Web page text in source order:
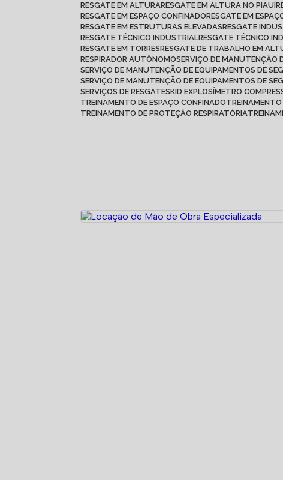
RESGATE EM ALTURA RESGATE EM ALTURA NO PIAUÍ
RESGATE EM ESPAÇO CONFINADO RESGATE EM
RESGATE EM ESTRUTURAS ELEVADAS RESGATE
RESGATE TÉCNICO INDUSTRIAL RESGATE TÉCNICO
RESGATE EM TORRES RESGATE DE TRABALHO EM
RESPIRADOR AUTÔNOMO SERVIÇO DE
SERVIÇO DE MANUTENÇÃO DE EQUIPAMENTOS DE
SERVIÇO DE MANUTENÇÃO DE EQUIPAMENTOS DE
SERVIÇOS DE RESGATE SKID EXPLOSÍMETRO
TREINAMENTO DE ESPAÇO CONFINADO
TREINAMENTO DE PROTEÇÃO RESPIRATÓRIA